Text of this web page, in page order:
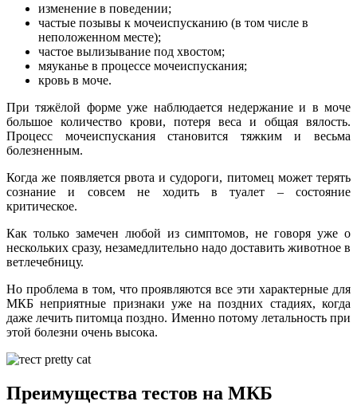
изменение в поведении;
частые позывы к мочеиспусканию (в том числе в
неположенном месте);
частое вылизывание под хвостом;
мяуканье в процессе мочеиспускания;
кровь в моче.
При тяжёлой форме уже наблюдается недержание и в моче
большое количество крови, потеря веса и общая вялость.
Процесс мочеиспускания становится тяжким и весьма
болезненным.
Когда же появляется рвота и судороги, питомец может терять
сознание и совсем не ходить в туалет – состояние
критическое.
Как только замечен любой из симптомов, не говоря уже о
нескольких сразу, незамедлительно надо доставить животное в
ветлечебницу.
Но проблема в том, что проявляются все эти характерные для
МКБ неприятные признаки уже на поздних стадиях, когда
даже лечить питомца поздно. Именно потому летальность при
этой болезни очень высока.
Преимущества тестов на МКБ